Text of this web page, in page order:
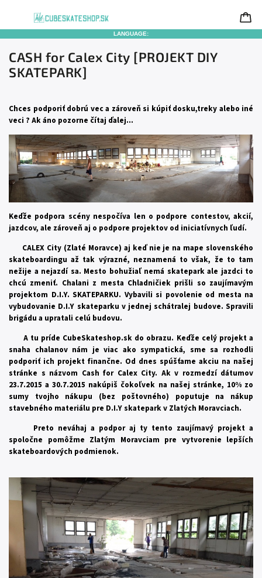
LANGUAGE:
CASH for Calex City [PROJEKT DIY
SKATEPARK]
Chces podporiť dobrú vec a zároveň si kúpiť dosku,treky alebo iné
veci ? Ak áno pozorne čítaj ďalej...
Keďže podpora scény nespočíva len o podpore contestov, akcií,
jazdcov, ale zároveň aj o podpore projektov od iniciatívnych ľudí.
CALEX City (Zlaté Moravce) aj keď nie je na mape slovenského
skateboardingu až tak výrazné, neznamená to však, že to tam
nežije a nejazdí sa. Mesto bohužiaľ nemá skatepark ale jazdci to
chcú zmeniť. Chalani z mesta Chladničiek prišli so zaujímavým
projektom D.I.Y. SKATEPARKU. Vybavili si povolenie od mesta na
vybudovanie D.I.Y skateparku v jednej schátralej budove. Spravili
brigádu a upratali celú budovu.
A tu príde CubeSkateshop.sk do obrazu. Keďže celý projekt a
snaha chalanov nám je viac ako sympatická, sme sa rozhodli
podporiť ich projekt finančne. Od dnes spúšťame akciu na našej
stránke s názvom Cash for Calex City. Ak v rozmedzí dátumov
23.7.2015 a 30.7.2015 nakúpiš čokoľvek na našej stránke, 10% zo
sumy tvojho nákupu (bez poštovného) poputuje na nákup
stavebného materiálu pre D.I.Y skatepark v Zlatých Moravciach.
Preto neváhaj a podpor aj ty tento zaujímavý projekt a
spoločne pomôžme Zlatým Moravciam pre vytvorenie lepších
skateboardových podmienok.